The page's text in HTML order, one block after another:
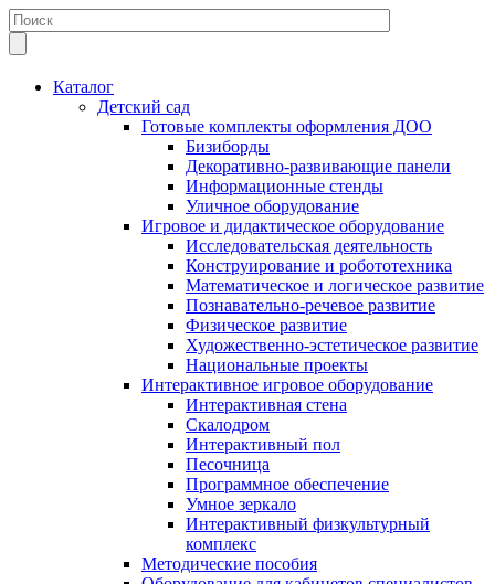
Каталог
Детский сад
Готовые комплекты оформления ДОО
Бизиборды
Декоративно-развивающие панели
Информационные стенды
Уличное оборудование
Игровое и дидактическое оборудование
Исследовательская деятельность
Конструирование и робототехника
Математическое и логическое развитие
Познавательно-речевое развитие
Физическое развитие
Художественно-эстетическое развитие
Национальные проекты
Интерактивное игровое оборудование
Интерактивная стена
Скалодром
Интерактивный пол
Песочница
Программное обеспечение
Умное зеркало
Интерактивный физкультурный
комплекс
Методические пособия